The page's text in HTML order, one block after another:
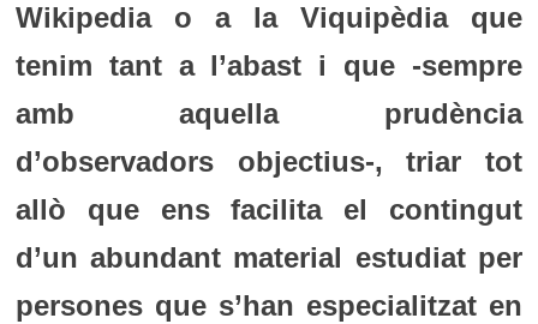
Wikipedia o a la Viquipèdia que
tenim tant a l’abast i que -sempre
amb aquella prudència
d’observadors objectius-, triar tot
allò que ens facilita el contingut
d’un abundant material estudiat per
persones que s’han especialitzat en